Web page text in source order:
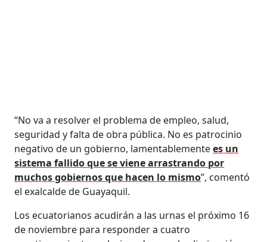
“No va a resolver el problema de empleo, salud,
seguridad y falta de obra pública. No es patrocinio
negativo de un gobierno, lamentablementees un
sistema fallido que se viene arrastrando por
muchos gobiernos que hacen lo mismo”, comentó
el exalcalde de Guayaquil.
Los ecuatorianos acudirán a las urnas el próximo 16
de noviembre para responder a cuatro